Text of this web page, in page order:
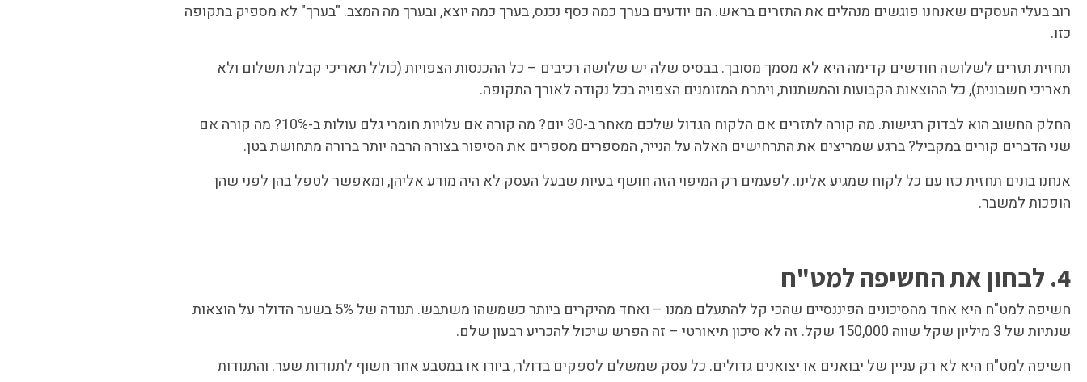
רוב בעלי העסקים שאנחנו פוגשים מנהלים את התזרים בראש. הם יודעים בערך כמה כסף נכנס, בערך כמה יוצא, ובערך מה המצב. "בערך" לא מספיק בתקופה
כזו.
תחזית תזרים לשלושה חודשים קדימה היא לא מסמך מסובך. בבסיס שלה יש שלושה רכיבים – כל ההכנסות הצפויות (כולל תאריכי קבלת תשלום ולא
תאריכי חשבונית), כל ההוצאות הקבועות והמשתנות, ויתרת המזומנים הצפויה בכל נקודה לאורך התקופה.
החלק החשוב הוא לבדוק רגישות. מה קורה לתזרים אם הלקוח הגדול שלכם מאחר ב-30 יום? מה קורה אם עלויות חומרי גלם עולות ב-10%? מה קורה אם
שני הדברים קורים במקביל? ברגע שמריצים את התרחישים האלה על הנייר, המספרים מספרים את הסיפור בצורה הרבה יותר ברורה מתחושת בטן.
אנחנו בונים תחזית כזו עם כל לקוח שמגיע אלינו. לפעמים רק המיפוי הזה חושף בעיות שבעל העסק לא היה מודע אליהן, ומאפשר לטפל בהן לפני שהן
הופכות למשבר.
4. לבחון את החשיפה למט"ח
חשיפה למט"ח היא אחד מהסיכונים הפיננסיים שהכי קל להתעלם ממנו – ואחד מהיקרים ביותר כשמשהו משתבש. תנודה של 5% בשער הדולר על הוצאות
שנתיות של 3 מיליון שקל שווה 150,000 שקל. זה לא סיכון תיאורטי – זה הפרש שיכול להכריע רבעון שלם.
חשיפה למט"ח היא לא רק עניין של יבואנים או יצואנים גדולים. כל עסק שמשלם לספקים בדולר, ביורו או במטבע אחר חשוף לתנודות שער. והתנודות